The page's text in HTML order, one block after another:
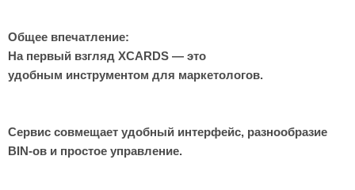
Общее впечатление:
На первый взгляд XCARDS — это
удобным инструментом для маркетологов.
Сервис совмещает удобный интерфейс, разнообразие
BIN-ов и простое управление.